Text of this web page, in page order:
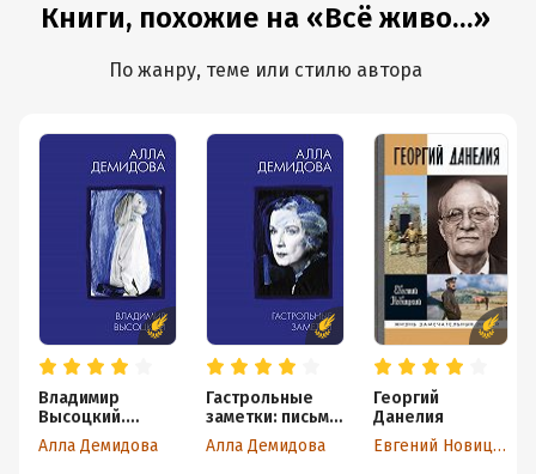
Книги, похожие на «Всё живо…»
По жанру, теме или стилю автора
Владимир
Высоцкий.
Каким помню и
люблю
Алла Демидова
Гастрольные
заметки: письма
к Тому
Алла Демидова
Георгий
Данелия
Евгений Новицкий